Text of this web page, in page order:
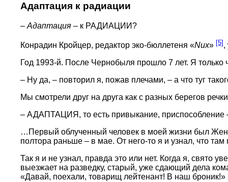
Адаптация к радиации
– Адаптация – к РАДИАЦИИ?
Конрадин Кройцер, редактор эко-бюллетеня «Nux» [5] ,
Год 1993-й. После Чернобыля прошло 7 лет. Я только
– Ну да, – повторил я, пожав плечами, – а что туг
Мы смотрели друг на друга как с разных берегов
– АДАПТАЦИЯ, то есть привыкание, приспособление
…Первый облученный человек в моей жизни был
полтора раньше – в мае. От него-то я и узнал, что
Так я и не узнал, правда это или нет. Когда я, свято
выезжает на разведку, старый, уже сдающий дела
«Давай, поехали, товарищ лейтенант! В наш